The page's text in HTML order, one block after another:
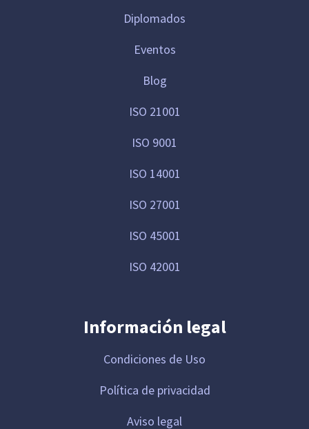
Diplomados
Eventos
Blog
ISO 21001
ISO 9001
ISO 14001
ISO 27001
ISO 45001
ISO 42001
Información legal
Condiciones de Uso
Política de privacidad
Aviso legal